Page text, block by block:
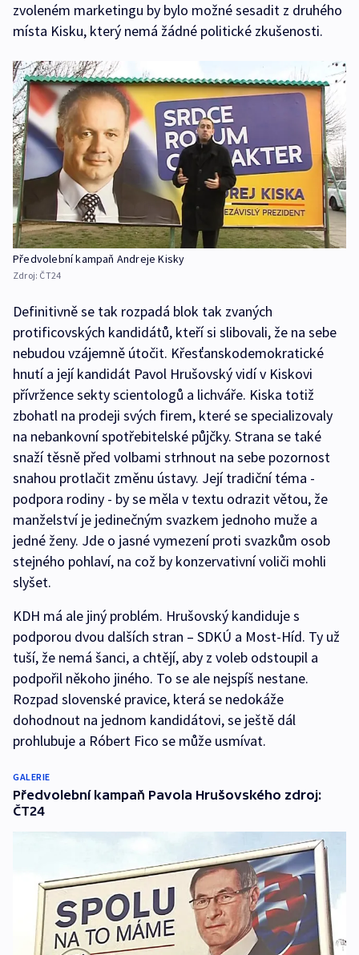
zvoleném marketingu by bylo možné sesadit z druhého
místa Kisku, který nemá žádné politické zkušenosti.
Předvolební kampaň Andreje Kisky
Zdroj: ČT24
Definitivně se tak rozpadá blok tak zvaných
protificovských kandidátů, kteří si slibovali, že na sebe
nebudou vzájemně útočit. Křesťanskodemokratické
hnutí a její kandidát Pavol Hrušovský vidí v Kiskovi
přívržence sekty scientologů a lichváře. Kiska totiž
zbohatl na prodeji svých firem, které se specializovaly
na nebankovní spotřebitelské půjčky. Strana se také
snaží těsně před volbami strhnout na sebe pozornost
snahou protlačit změnu ústavy. Její tradiční téma -
podpora rodiny - by se měla v textu odrazit větou, že
manželství je jedinečným svazkem jednoho muže a
jedné ženy. Jde o jasné vymezení proti svazkům osob
stejného pohlaví, na což by konzervativní voliči mohli
slyšet.
KDH má ale jiný problém. Hrušovský kandiduje s
podporou dvou dalších stran – SDKÚ a Most-Híd. Ty už
tuší, že nemá šanci, a chtějí, aby z voleb odstoupil a
podpořil někoho jiného. To se ale nejspíš nestane.
Rozpad slovenské pravice, která se nedokáže
dohodnout na jednom kandidátovi, se ještě dál
prohlubuje a Róbert Fico se může usmívat.
GALERIE
Předvolební kampaň Pavola Hrušovského zdroj:
ČT24